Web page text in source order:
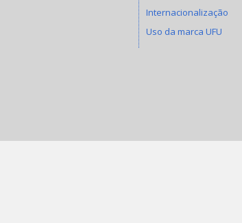
Internacionalização
Uso da marca UFU